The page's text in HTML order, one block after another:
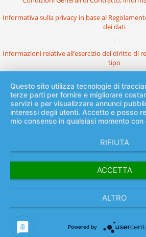
Informativa sulla privacy in base al
dei dati
Informazioni relative all’esercizio del diritto di
tipo
Questo sito utilizza tecnologie di
terze parti per fornire e migliorare
servizi e per visualizzare annunci
interessi degli utenti. Accetto e posso
mio consenso in qualsiasi momento
RIFIUTA
ACCETTA
ALTRO
Powered by